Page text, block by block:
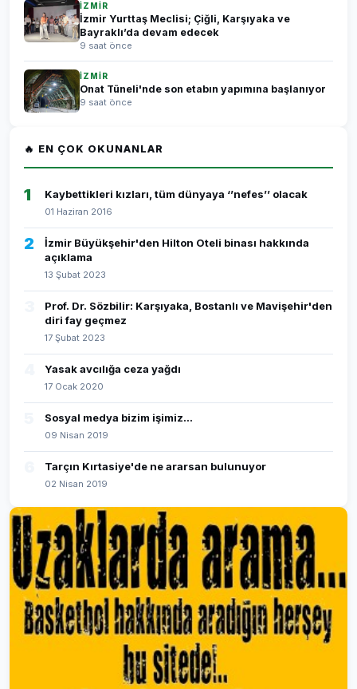
İZMİR
İzmir Yurttaş Meclisi; Çiğli, Karşıyaka ve
Bayraklı’da devam edecek
9 saat önce
İZMİR
Onat Tüneli'nde son etabın yapımına başlanıyor
9 saat önce
🔥 EN ÇOK OKUNANLAR
1 Kaybettikleri kızları, tüm dünyaya ‘’nefes’’ olacak
01 Haziran 2016
2
İzmir Büyükşehir'den Hilton Oteli binası hakkında
açıklama
13 Şubat 2023
Prof. Dr. Sözbilir: Karşıyaka, Bostanlı ve Mavişehir'den
diri fay geçmez
17 Şubat 2023
Yasak avcılığa ceza yağdı
17 Ocak 2020
Sosyal medya bizim işimiz...
09 Nisan 2019
Tarçın Kırtasiye'de ne ararsan bulunuyor
02 Nisan 2019